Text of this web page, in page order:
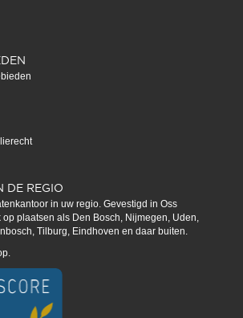
DE REGIO
in uw regio. Gevestigd in Oss
plaatsen als Den Bosch, Nijmegen, Uden,
Tilburg, Eindhoven en daar buiten.